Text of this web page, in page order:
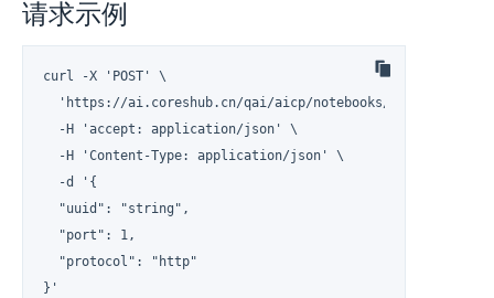
请求示例
curl -X 'POST' \
'https://ai.coreshub.cn/qai/aicp/notebooks/namespaces/
  -H 'accept: application/json' \
  -H 'Content-Type: application/json' \
  -d '{
  "uuid": "string",
  "port": 1,
  "protocol": "http"
}'